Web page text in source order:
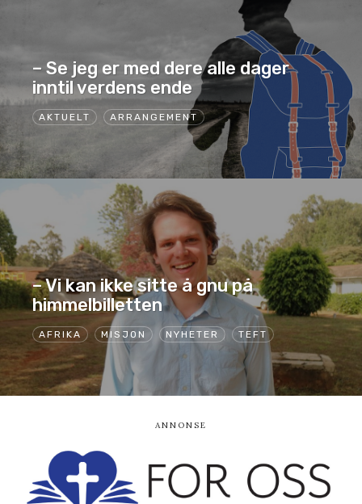
AKTUELT ARRANGEMENT
– Se jeg er med dere alle dager
inntil verdens ende
AFRIKA MISJON NYHETER TEFT
– Vi kan ikke sitte å gnu på
himmelbilletten